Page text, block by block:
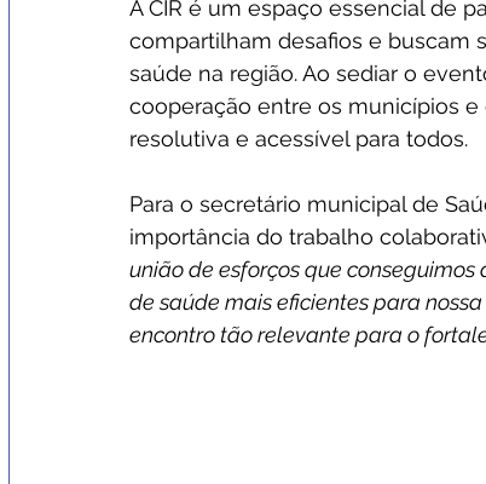
A CIR é um espaço essencial de
compartilham desafios e buscam
saúde na região. Ao sediar o
cooperação entre os municípios
resolutiva e acessível para todos.
Para o secretário municipal de
importância do trabalho
união de esforços que
de saúde mais eficientes para
encontro tão relevante para o